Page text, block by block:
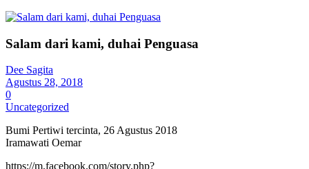
Salam dari kami, duhai Penguasa
Dee Sagita
Agustus 28, 2018
0
Uncategorized
Bumi Pertiwi tercinta, 26 Agustus 2018
Iramawati Oemar
https://m.facebook.com/story.php?